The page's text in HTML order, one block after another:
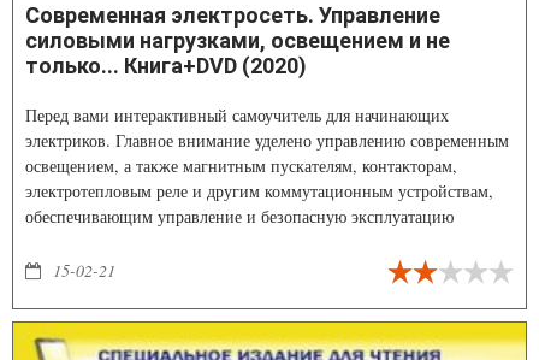
Современная электросеть. Управление
силовыми нагрузками, освещением и не
только... Книга+DVD (2020)
Перед вами интерактивный самоучитель для начинающих
электриков. Главное внимание уделено управлению современным
освещением, а также магнитным пускателям, контакторам,
электротепловым реле и другим коммутационным устройствам,
обеспечивающим управление и безопасную эксплуатацию
15-02-21